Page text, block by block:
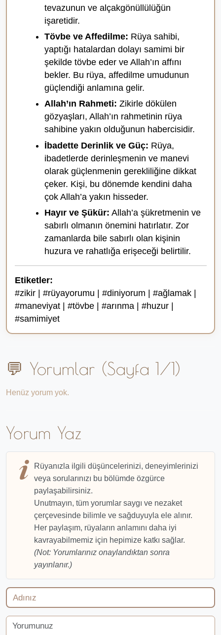
tevazunun ve alçakgönüllülüğün
işaretidir.
Tövbe ve Affedilme: Rüya sahibi,
yaptığı hatalardan dolayı samimi bir
şekilde tövbe eder ve Allah’ın affını
bekler. Bu rüya, affedilme umudunun
güçlendiği anlamına gelir.
Allah’ın Rahmeti: Zikirle dökülen
gözyaşları, Allah’ın rahmetinin rüya
sahibine yakın olduğunun habercisidir.
İbadette Derinlik ve Güç: Rüya,
ibadetlerde derinleşmenin ve manevi
olarak güçlenmenin gerekliliğine dikkat
çeker. Kişi, bu dönemde kendini daha
çok Allah’a yakın hisseder.
Hayır ve Şükür: Allah’a şükretmenin ve
sabırlı olmanın önemini hatırlatır. Zor
zamanlarda bile sabırlı olan kişinin
huzura ve rahatlığa erişeceği belirtilir.
Etiketler:
#zikir | #rüyayorumu | #diniyorum | #ağlamak |
#maneviyat | #tövbe | #arınma | #huzur |
#samimiyet
💬 Yorumlar (Sayfa 1/1)
Henüz yorum yok.
Yorum Yaz
Rüyanızla ilgili düşüncelerinizi, deneyimlerinizi
veya sorularınızı bu bölümde özgürce
paylaşabilirsiniz.
Unutmayın, tüm yorumlar saygı ve nezaket
çerçevesinde bilimle ve sağduyuyla ele alınır.
Her paylaşım, rüyaların anlamını daha iyi
kavrayabilmemiz için hepimize katkı sağlar.
(Not: Yorumlarınız onaylandıktan sonra
yayınlanır.)